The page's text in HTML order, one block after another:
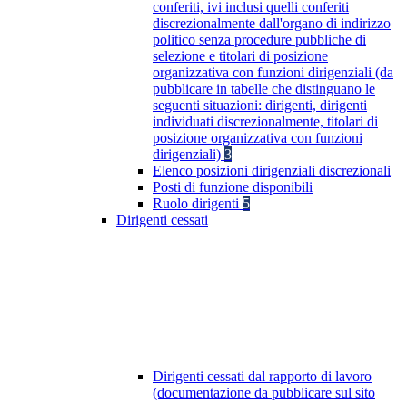
conferiti, ivi inclusi quelli conferiti
discrezionalmente dall'organo di indirizzo
politico senza procedure pubbliche di
selezione e titolari di posizione
organizzativa con funzioni dirigenziali (da
pubblicare in tabelle che distinguano le
seguenti situazioni: dirigenti, dirigenti
individuati discrezionalmente, titolari di
posizione organizzativa con funzioni
dirigenziali) 3
Elenco posizioni dirigenziali discrezionali
Posti di funzione disponibili
Ruolo dirigenti 5
Dirigenti cessati
Dirigenti cessati dal rapporto di lavoro
(documentazione da pubblicare sul sito